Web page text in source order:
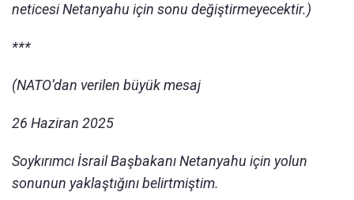
neticesi Netanyahu için sonu değiştirmeyecektir.)
***
(NATO’dan verilen büyük mesaj
26 Haziran 2025
Soykırımcı İsrail Başbakanı Netanyahu için yolun
sonunun yaklaştığını belirtmiştim.